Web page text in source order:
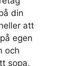
din
att
egen
och
sopa,